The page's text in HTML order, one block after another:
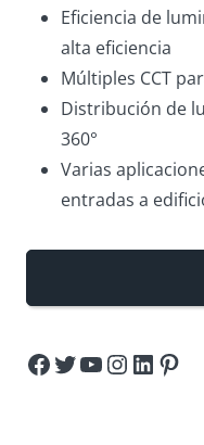
Eficiencia de
alta eficiencia
Múltiples CCT
Distribución de
360°
Varias
entradas a
Facebook Twitter YouTube InstagramLinkedIn Pinterest